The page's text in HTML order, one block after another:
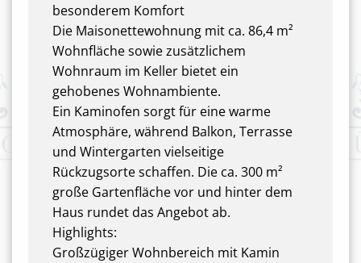
besonderem Komfort
Die Maisonettewohnung mit ca. 86,4 m²
Wohnfläche sowie zusätzlichem
Wohnraum im Keller bietet ein
gehobenes Wohnambiente.
Ein Kaminofen sorgt für eine warme
Atmosphäre, während Balkon, Terrasse
und Wintergarten vielseitige
Rückzugsorte schaffen. Die ca. 300 m²
große Gartenfläche vor und hinter dem
Haus rundet das Angebot ab.
Highlights:
Großzügiger Wohnbereich mit Kamin